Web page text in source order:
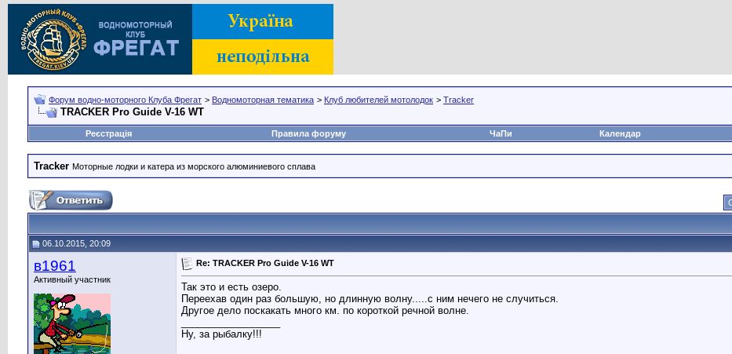
Форум водно-моторного Клуба Фрегат > Водномоторная тематика > Клуб любителей мотолодок > Tracker
TRACKER Pro Guide V-16 WT
Реєстрація
Правила форуму ЧаПи Календар
Tracker Моторные лодки и катера из морского алюминиевого сплава
06.10.2015, 20:09
в1961
Активный участник
Re: TRACKER Pro Guide V-16 WT
Так это и есть озеро.
Переехав один раз большую, но длинную волну.....с ним нечего не случиться.
Другое дело поскакать много км. по короткой речной волне.
Ну, за рыбалку!!!